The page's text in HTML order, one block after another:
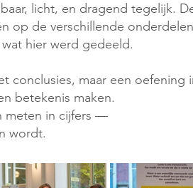
licht, en dragend tegelijk.
op de verschillende
hier werd gedeeld.
conclusies, maar een oefening
betekenis maken.
meten in cijfers —
wordt.